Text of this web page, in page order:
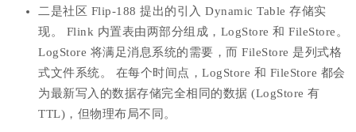
二是社区 Flip-188 提出的引入 Dynamic Table 存储实
现。
Flink 内置表由两部分组成，LogStore 和 FileStore。
LogStore 将满足消息系统的需要，而 FileStore 是列式格
式文件系统。
在每个时间点，LogStore 和 FileStore 都会
为最新写入的数据存储完全相同的数据 (LogStore 有
TTL)，但物理布局不同。